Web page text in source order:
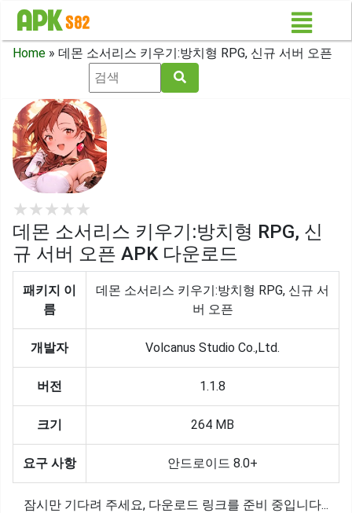
Home » 데몬 소서리스 키우기:방치형 RPG, 신규 서버 오픈
★★★★★
데몬 소서리스 키우기:방치형 RPG, 신
규 서버 오픈 APK 다운로드
패키지 이
름
데몬 소서리스 키우기:방치형 RPG, 신규 서
버 오픈
개발자 Volcanus Studio Co.,Ltd.
버전 1.1.8
크기 264 MB
요구 사항 안드로이드 8.0+
잠시만 기다려 주세요, 다운로드 링크를 준비 중입니다...